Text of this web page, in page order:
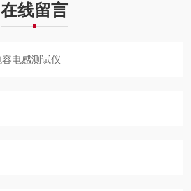
在线留言